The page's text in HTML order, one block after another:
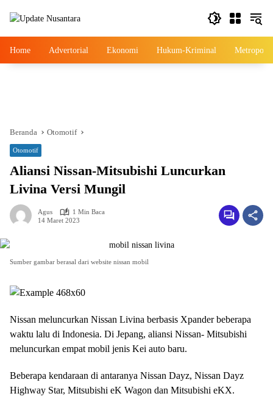
Home Advertorial Ekonomi Hukum-Kriminal Metropolis
Beranda Otomotif
Otomotif
Aliansi Nissan-Mitsubishi Luncurkan
Livina Versi Mungil
Agus
1 Min Baca
14 Maret 2023
Sumber gambar berasal dari website nissan mobil
Nissan meluncurkan Nissan Livina berbasis Xpander beberapa
waktu lalu di Indonesia. Di Jepang, aliansi Nissan- Mitsubishi
meluncurkan empat mobil jenis Kei auto baru.
Beberapa kendaraan di antaranya Nissan Dayz, Nissan Dayz
Highway Star, Mitsubishi eK Wagon dan Mitsubishi eKX.